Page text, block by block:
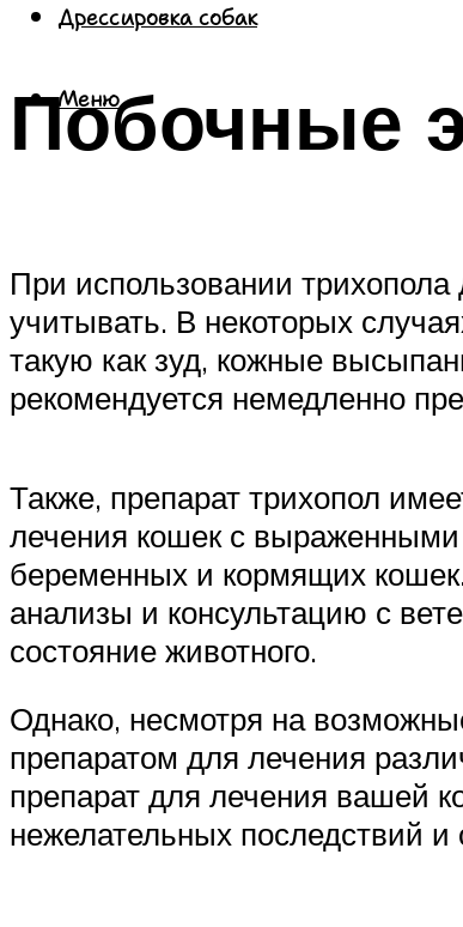
Дрессировка собак
Меню
Побочные
При использовании
учитывать. В некоторых
такую как зуд, кожные
рекомендуется немедленно
Также, препарат трихопол
лечения кошек с выраженными
беременных и кормящих
анализы и консультацию с
состояние животного.
Однако, несмотря на
препаратом для лечения
препарат для лечения вашей
нежелательных последствий